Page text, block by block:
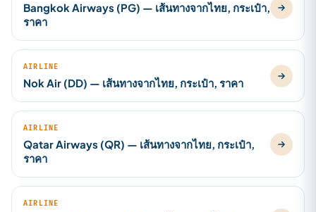
Bangkok Airways (PG) — เส้นทางจากไทย, กระเป๋า,
ราคา
AIRLINE
Nok Air (DD) — เส้นทางจากไทย, กระเป๋า, ราคา
AIRLINE
Qatar Airways (QR) — เส้นทางจากไทย, กระเป๋า,
ราคา
AIRLINE